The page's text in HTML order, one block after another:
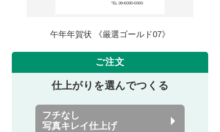
午年年賀状 《厳選ゴールド07》
ご注文
仕上がりを選んでつくる
フチなし
写真キレイ仕上げ